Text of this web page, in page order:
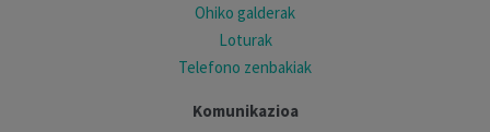
Ohiko galderak
Loturak
Telefono zenbakiak
Komunikazioa